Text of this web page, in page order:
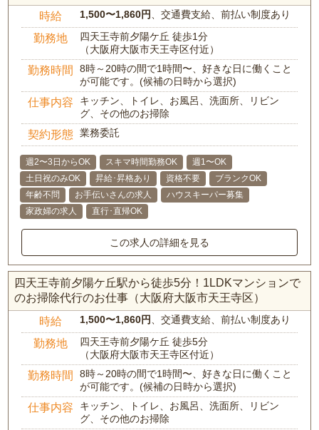
時給 1,500〜1,860円、交通費支給、前払い制度あり
勤務地
四天王寺前夕陽ケ丘 徒歩1分
（大阪府大阪市天王寺区付近）
勤務時間
8時～20時の間で1時間〜、好きな日に働くこと
が可能です。(候補の日時から選択)
仕事内容
キッチン、トイレ、お風呂、洗面所、リビン
グ、その他のお掃除
契約形態 業務委託
週2〜3日からOK スキマ時間勤務OK
週1〜OK
土日祝のみOK
昇給･昇格あり 資格不要
ブランクOK
年齢不問
お手伝いさんの求人
ハウスキーパー募集
家政婦の求人
直行･直帰OK
この求人の詳細を見る
四天王寺前夕陽ケ丘駅から徒歩5分！1LDKマンションで
のお掃除代行のお仕事（大阪府大阪市天王寺区）
時給 1,500〜1,860円、交通費支給、前払い制度あり
勤務地
四天王寺前夕陽ケ丘 徒歩5分
（大阪府大阪市天王寺区付近）
勤務時間
8時～20時の間で1時間〜、好きな日に働くこと
が可能です。(候補の日時から選択)
仕事内容
キッチン、トイレ、お風呂、洗面所、リビン
グ、その他のお掃除